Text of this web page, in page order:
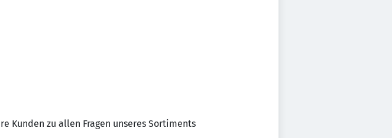
Kunden zu allen Fragen unseres Sortiments